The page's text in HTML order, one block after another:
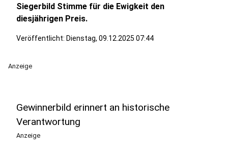
Siegerbild Stimme für die Ewigkeit den
diesjährigen Preis.
Veröffentlicht: Dienstag, 09.12.2025 07:44
Anzeige
Gewinnerbild erinnert an historische
Verantwortung
Anzeige